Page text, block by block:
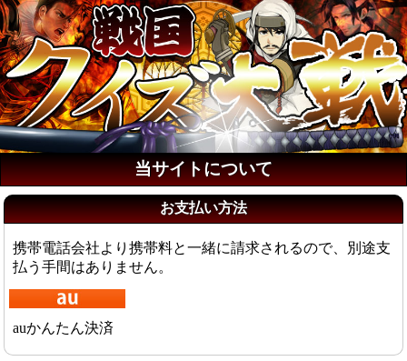
当サイトについて
お支払い方法
携帯電話会社より携帯料と一緒に請求されるので、別途支
払う手間はありません。
auかんたん決済